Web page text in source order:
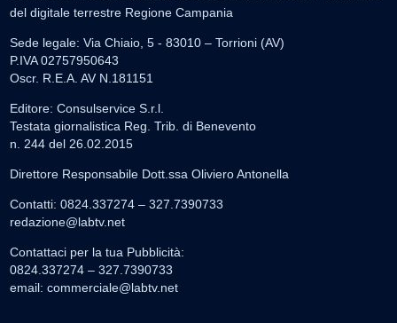
del digitale terrestre Regione Campania
Sede legale: Via Chiaio, 5 - 83010 – Torrioni (AV)
P.IVA 02757950643
Oscr. R.E.A. AV N.181151
Editore: Consulservice S.r.l.
Testata giornalistica Reg. Trib. di Benevento
n. 244 del 26.02.2015
Direttore Responsabile Dott.ssa Oliviero Antonella
Contatti: 0824.337274 – 327.7390733
redazione@labtv.net
Contattaci per la tua Pubblicità:
0824.337274 – 327.7390733
email: commerciale@labtv.net